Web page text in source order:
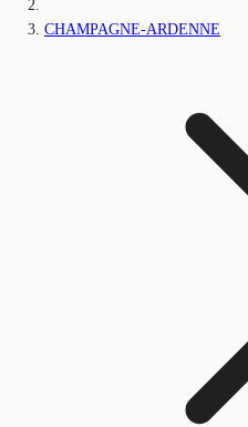
CHAMPAGNE-ARDENNE